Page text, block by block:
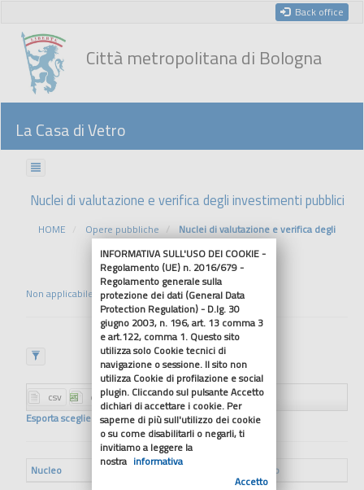
Back office
Città metropolitana di Bologna
La Casa di Vetro
Nuclei di valutazione e verifica degli investimenti pubblici
HOME Opere pubbliche
Nuclei di valutazione e verifica degli
investimenti pubblici
Non applicabile
Esporta scegliendo il formato
Nucleo Descrizione Allegato
INFORMATIVA SULL'USO DEI COOKIE -
Regolamento (UE) n. 2016/679 -
Regolamento generale sulla
protezione dei dati (General Data
Protection Regulation) - D.lg. 30
giugno 2003, n. 196, art. 13 comma 3
e art.122, comma 1. Questo sito
utilizza solo Cookie tecnici di
navigazione o sessione. Il sito non
utilizza Cookie di profilazione e social
plugin. Cliccando sul pulsante Accetto
dichiari di accettare i cookie. Per
saperne di più sull'utilizzo dei cookie
o su come disabilitarli o negarli, ti
invitiamo a leggere la
nostra informativa
Accetto